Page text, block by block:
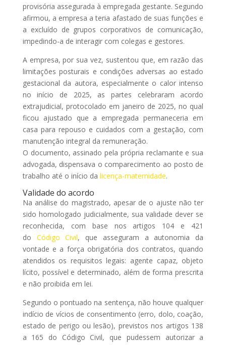
provisória assegurada à empregada gestante. Segundo
afirmou, a empresa a teria afastado de suas funções e
a excluído de grupos corporativos de comunicação,
impedindo-a de interagir com colegas e gestores.
A empresa, por sua vez, sustentou que, em razão das
limitações posturais e condições adversas ao estado
gestacional da autora, especialmente o calor intenso
no início de 2025, as partes celebraram acordo
extrajudicial, protocolado em janeiro de 2025, no qual
ficou ajustado que a empregada permaneceria em
casa para repouso e cuidados com a gestação, com
manutenção integral da remuneração.
O documento, assinado pela própria reclamante e sua
advogada, dispensava o comparecimento ao posto de
trabalho até o início da licença-maternidade.
Validade do acordo
Na análise do magistrado, apesar de o ajuste não ter
sido homologado judicialmente, sua validade dever se
reconhecida, com base nos artigos 104 e 421
do Código Civil, que asseguram a autonomia da
vontade e a força obrigatória dos contratos, quando
atendidos os requisitos legais: agente capaz, objeto
lícito, possível e determinado, além de forma prescrita
e não proibida em lei.
Segundo o pontuado na sentença, não houve qualquer
indício de vícios de consentimento (erro, dolo, coação,
estado de perigo ou lesão), previstos nos artigos 138
a 165 do Código Civil, que pudessem autorizar a